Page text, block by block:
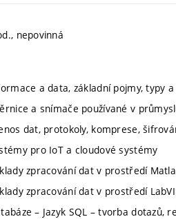
nepovinná
a data, základní pojmy, typy
a snímače používané v
dat, protokoly, komprese,
pro IoT a cloudové systémy
zpracování dat v prostředí
zpracování dat v prostředí
– Jazyk SQL – tvorba dotazů,